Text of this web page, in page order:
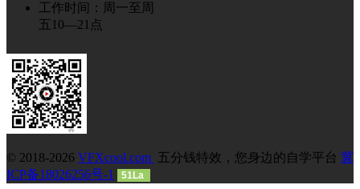
工作时间：周一至周
五10—21点
© 2018-2026 VFXcool.com 五分钱特效，您身边的自学平台 冀
ICP备18026256号-1
51La